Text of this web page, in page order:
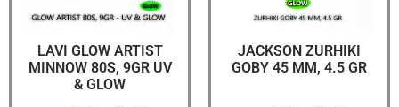
JACKSON ZURHIKI
GOBY 45 MM, 4.5 GR
LAVI GLOW ARTIST
MINNOW 80S, 9GR UV
& GLOW